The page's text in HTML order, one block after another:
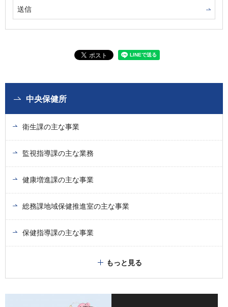
中央保健所
衛生課の主な事業
監視指導課の主な業務
健康増進課の主な事業
総務課地域保健推進室の主な事業
保健指導課の主な事業
もっと見る